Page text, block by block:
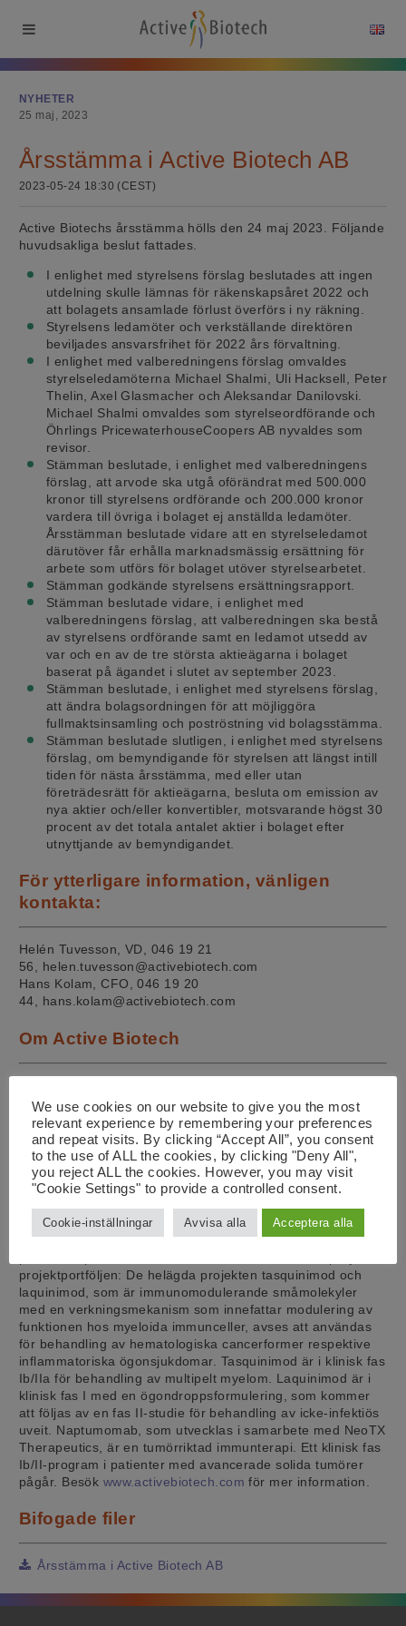
NYHETER
25 maj, 2023
Årsstämma i Active Biotech AB
2023-05-24 18:30 (CEST)
Active Biotechs årsstämma hölls den 24 maj 2023. Följande
huvudsakliga beslut fattades.
I enlighet med styrelsens förslag beslutades att ingen
utdelning skulle lämnas för räkenskapsåret 2022 och
att bolagets ansamlade förlust överförs i ny räkning.
Styrelsens ledamöter och verkställande direktören
beviljades ansvarsfrihet för 2022 års förvaltning.
I enlighet med valberedningens förslag omvaldes
styrelseledamöterna Michael Shalmi, Uli Hacksell, Peter
Thelin, Axel Glasmacher och Aleksandar Danilovski.
Michael Shalmi omvaldes som styrelseordförande och
Öhrlings PricewaterhouseCoopers AB nyvaldes som
revisor.
Stämman beslutade, i enlighet med valberedningens
förslag, att arvode ska utgå oförändrat med 500.000
kronor till styrelsens ordförande och 200.000 kronor
vardera till övriga i bolaget ej anställda ledamöter.
Årsstämman beslutade vidare att en styrelseledamot
därutöver får erhålla marknadsmässig ersättning för
arbete som utförs för bolaget utöver styrelsearbetet.
Stämman godkände styrelsens ersättningsrapport.
Stämman beslutade vidare, i enlighet med
valberedningens förslag, att valberedningen ska bestå
av styrelsens ordförande samt en ledamot utsedd av
var och en av de tre största aktieägarna i bolaget
baserat på ägandet i slutet av september 2023.
Stämman beslutade, i enlighet med styrelsens förslag,
att ändra bolagsordningen för att möjliggöra
fullmaktsinsamling och poströstning vid bolagsstämma.
Stämman beslutade slutligen, i enlighet med styrelsens
förslag, om bemyndigande för styrelsen att längst intill
tiden för nästa årsstämma, med eller utan
företrädesrätt för aktieägarna, besluta om emission av
nya aktier och/eller konvertibler, motsvarande högst 30
procent av det totala antalet aktier i bolaget efter
utnyttjande av bemyndigandet.
För ytterligare information, vänligen
kontakta:
Helén Tuvesson, VD, 046 19 21
56, helen.tuvesson@activebiotech.com
Hans Kolam, CFO, 046 19 20
44, hans.kolam@activebiotech.com
Om Active Biotech
ett bioteknikföretag som använder sin omfattande
kompetensbas och projektportfölj för att utveckla unika
immunmodulerande behandlingar för specialiserade
onkologi- och immunologiska indikationer med stort
medicinskt behov och betydande kommersiell potential.
Efter beslut om en ny inriktning av forsknings- och
utvecklingsverksamheten syftar Active Biotechs
affärsmodell till att driva projekt till klinisk utvecklingsfas för
att sedan vidareutveckla dessa internt eller i externa
projektportföljen: De helägda projekten tasquinimod och
laquinimod, som är immunomodulerande småmolekyler
med en verkningsmekanism som innefattar modulering av
funktionen hos myeloida immunceller, avses att användas
för behandling av hematologiska cancerformer respektive
inflammatoriska ögonsjukdomar. Tasquinimod är i klinisk fas
Ib/IIa för behandling av multipelt myelom. Laquinimod är i
klinisk fas I med en ögondroppsformulering, som kommer
att följas av en fas II-studie för behandling av icke-infektiös
uveit. Naptumomab, som utvecklas i samarbete med NeoTX
Therapeutics, är en tumörriktad immunterapi. Ett klinisk fas
Ib/II-program i patienter med avancerade solida tumörer
pågår. Besök www.activebiotech.com för mer information.
Bifogade filer
Årsstämma i Active Biotech AB
We use cookies on our website to give you the most
relevant experience by remembering your preferences
and repeat visits. By clicking “Accept All”, you consent
to the use of ALL the cookies, by clicking "Deny All",
you reject ALL the cookies. However, you may visit
"Cookie Settings" to provide a controlled consent.
Cookie-inställningar Avvisa alla Acceptera alla